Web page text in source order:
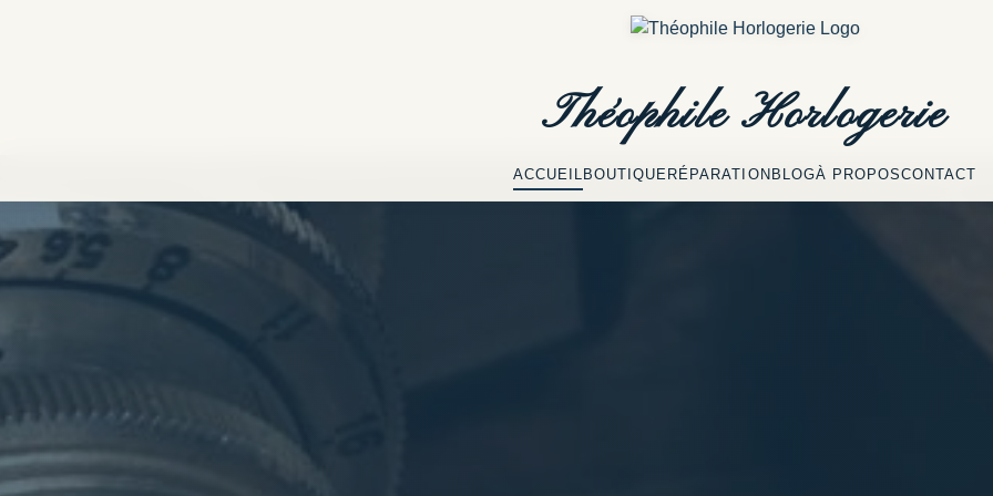
ACCUEIL BOUTIQUE RÉPARATION BLOGÀ PROPOSCONTACT
ThéophileHorlogerie